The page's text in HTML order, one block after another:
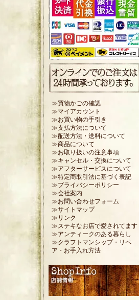
≫買物かごの確認
≫マイアカウント
≫お買い物の手引き
≫支払方法について
≫配送方法・送料について
≫商品について
≫お取り扱いの注意事項
≫キャンセル・交換について
≫アフターサービスについて
≫特定商取引法に基づく表記
≫プライバシーポリシー
≫会社案内
≫お問い合わせフォーム
≫サイトマップ
≫リンク
≫ステキなお店で愛されてます
≫アンティークのある暮らし
≫クラフトマンシップ・リペ
ア・お手入れ方法